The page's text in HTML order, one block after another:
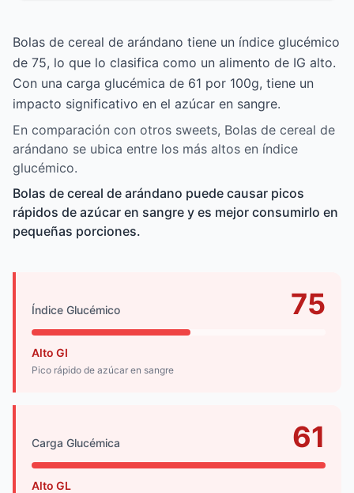
Bolas de cereal de arándano tiene un índice glucémico
de 75, lo que lo clasifica como un alimento de IG alto.
Con una carga glucémica de 61 por 100g, tiene un
impacto significativo en el azúcar en sangre.
En comparación con otros sweets, Bolas de cereal de
arándano se ubica entre los más altos en índice
glucémico.
Bolas de cereal de arándano puede causar picos
rápidos de azúcar en sangre y es mejor consumirlo en
pequeñas porciones.
Índice Glucémico 75
Alto GI
Pico rápido de azúcar en sangre
Carga Glucémica 61
Alto GL